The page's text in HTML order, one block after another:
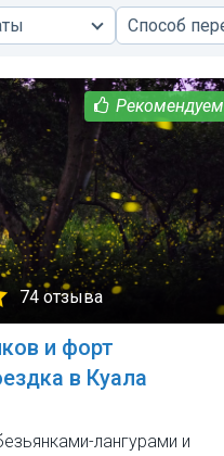
Способ
74 отзыва
и форт
в Куала
лангурами и